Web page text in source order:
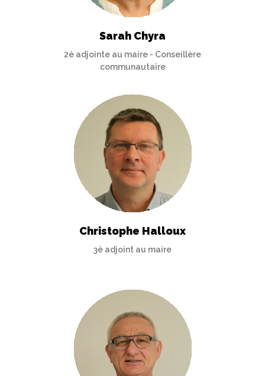
Sarah Chyra
2è adjointe au maire - Conseillère
communautaire
Christophe Halloux
3è adjoint au maire